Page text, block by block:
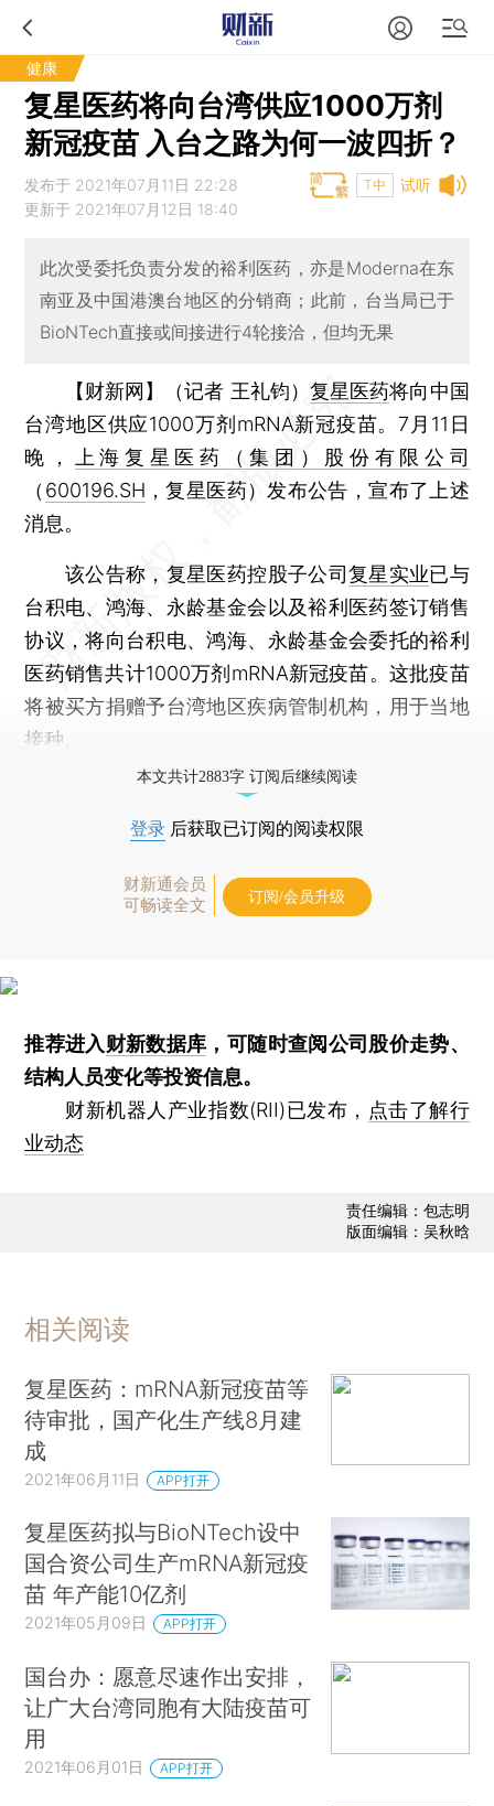
健康
复星医药将向台湾供应1000万剂
新冠疫苗 入台之路为何一波四折？
试听
发布于 2021年07月11日 22:28
更新于 2021年07月12日 18:40
T中
此次受委托负责分发的裕利医药，亦是Moderna在东
南亚及中国港澳台地区的分销商；此前，台当局已于
BioNTech直接或间接进行4轮接洽，但均无果
【财新网】（记者 王礼钧） 复星医药将向中国
台湾地区供应1000万剂mRNA新冠疫苗。7月11日
晚，
上海复星医药（集团）股份有限公司
（ 600196.SH ，复星医药）发布公告，宣布了上述
消息。
该公告称，复星医药控股子公司复星实业已与
台积电、鸿海、永龄基金会以及裕利医药签订销售
协议，将向台积电、鸿海、永龄基金会委托的裕利
医药销售共计1000万剂mRNA新冠疫苗。这批疫苗
将被买方捐赠予台湾地区疾病管制机构，用于当地
接种。
本文共计2883字 订阅后继续阅读
登录 后获取已订阅的阅读权限
财新通会员
可畅读全文
订阅/会员升级
推荐进入财新数据库 ，可随时查阅公司股价走势、
结构人员变化等投资信息。
财新机器人产业指数(RII)已发布， 点击了解行
业动态
责任编辑：包志明
版面编辑：吴秋晗
相关阅读
复星医药：mRNA新冠疫苗等
待审批，国产化生产线8月建
成
2021年06月11日 APP打开
复星医药拟与BioNTech设中
国合资公司生产mRNA新冠疫
苗 年产能10亿剂
2021年05月09日 APP打开
国台办：愿意尽速作出安排，
让广大台湾同胞有大陆疫苗可
用
2021年06月01日 APP打开